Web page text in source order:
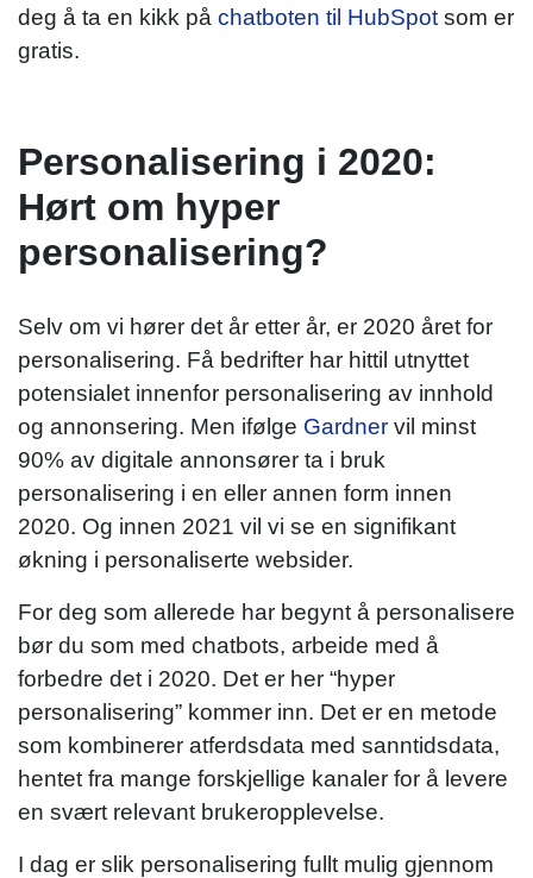
deg å ta en kikk på chatboten til HubSpot som er
gratis.
Personalisering i 2020:
Hørt om hyper
personalisering?
Selv om vi hører det år etter år, er 2020 året for
personalisering. Få bedrifter har hittil utnyttet
potensialet innenfor personalisering av innhold
og annonsering. Men ifølge Gardner vil minst
90% av digitale annonsører ta i bruk
personalisering i en eller annen form innen
2020. Og innen 2021 vil vi se en signifikant
økning i personaliserte websider.
For deg som allerede har begynt å personalisere
bør du som med chatbots, arbeide med å
forbedre det i 2020. Det er her “hyper
personalisering” kommer inn. Det er en metode
som kombinerer atferdsdata med sanntidsdata,
hentet fra mange forskjellige kanaler for å levere
en svært relevant brukeropplevelse.
I dag er slik personalisering fullt mulig gjennom